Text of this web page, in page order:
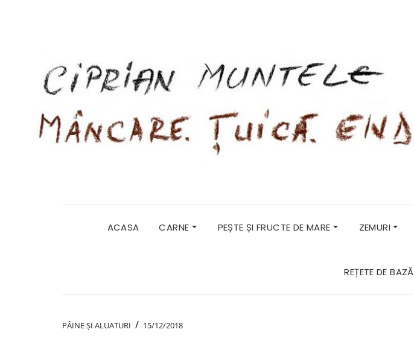
ACASA CARNE PEȘTE ȘI FRUCTE DE MARE ZEMURI
REȚETE DE BAZĂ
PÂINE ȘI ALUATURI / 15/12/2018